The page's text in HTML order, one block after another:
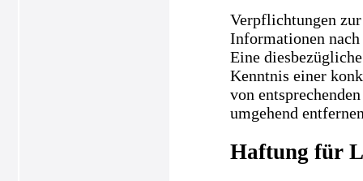
Verpflichtungen
Informationen
Eine
Kenntnis einer
von
umgehend
Haftung für